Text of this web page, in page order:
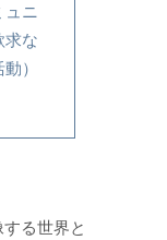
ュニ
求な
）
る世界と